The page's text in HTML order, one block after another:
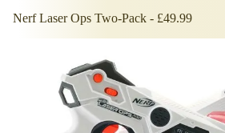
Nerf Laser Ops Two-Pack - £49.99